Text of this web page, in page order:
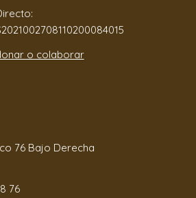
o colaborar
76 Bajo Derecha
76